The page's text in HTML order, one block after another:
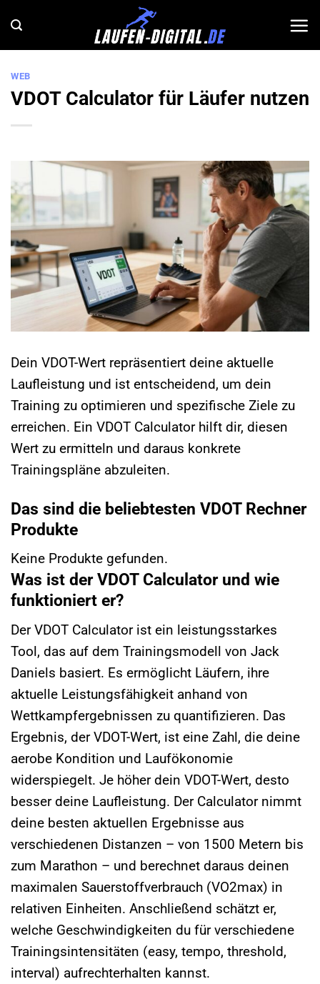
Inhalt
springen
WEB
VDOT Calculator für Läufer nutzen
Dein VDOT-Wert repräsentiert deine aktuelle
Laufleistung und ist entscheidend, um dein
Training zu optimieren und spezifische Ziele zu
erreichen. Ein VDOT Calculator hilft dir, diesen
Wert zu ermitteln und daraus konkrete
Trainingspläne abzuleiten.
Das sind die beliebtesten VDOT Rechner
Produkte
Keine Produkte gefunden.
Was ist der VDOT Calculator und wie
funktioniert er?
Der VDOT Calculator ist ein leistungsstarkes
Tool, das auf dem Trainingsmodell von Jack
Daniels basiert. Es ermöglicht Läufern, ihre
aktuelle Leistungsfähigkeit anhand von
Wettkampfergebnissen zu quantifizieren. Das
Ergebnis, der VDOT-Wert, ist eine Zahl, die deine
aerobe Kondition und Laufökonomie
widerspiegelt. Je höher dein VDOT-Wert, desto
besser deine Laufleistung. Der Calculator nimmt
deine besten aktuellen Ergebnisse aus
verschiedenen Distanzen – von 1500 Metern bis
zum Marathon – und berechnet daraus deinen
maximalen Sauerstoffverbrauch (VO2max) in
relativen Einheiten. Anschließend schätzt er,
welche Geschwindigkeiten du für verschiedene
Trainingsintensitäten (easy, tempo, threshold,
interval) aufrechterhalten kannst.